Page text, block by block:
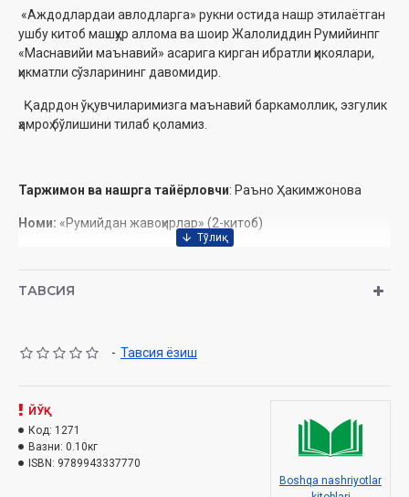
«Аждодлардаи авлодларга» рукни остида нашр этилаётган
ушбу китоб машҳур аллома ва шоир Жалолиддин Румийинпг
«Маснавийи маънавий» асарига кирган ибратли ҳикоялари,
ҳикматли сўзларининг давомидир.
Қадрдон ўқувчиларимизга маънавий баркамоллик, эзгулик
ҳамроҳ бўлишини тилаб қоламиз.
Таржимон ва нашрга тайёрловчи: Раъно Ҳакимжонова
Номи: «Румийдан жавоҳирлар» (2-китоб)
Сана:2010
ISBN: 978-9943-337-77-0
Муқоваси:
ТАВСИЯ
- Тавсия ёзиш
ЙЎҚ
Код: 1271
Вазни: 0.10кг
ISBN: 9789943337770
Boshqa nashriyotlar